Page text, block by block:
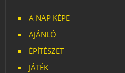
A NAP KÉPE
AJÁNLÓ
ÉPÍTÉSZET
JÁTÉK